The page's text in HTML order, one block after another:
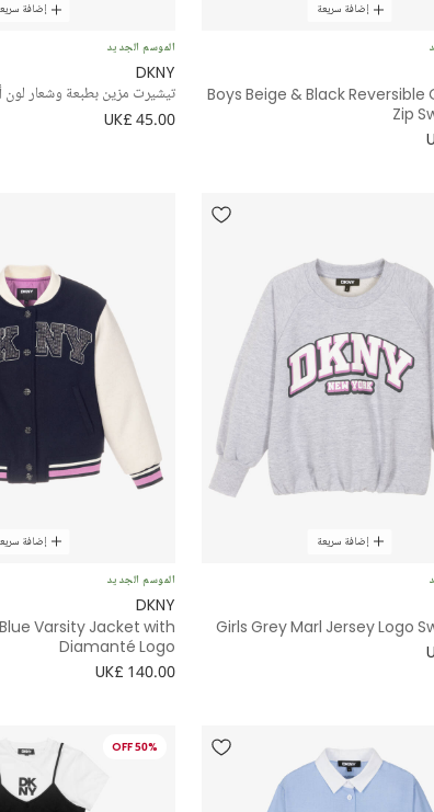
إضافة سريعة
Boys Beige & Black
Zip
إضافة
الموسم الجديد
DKNY
تيشيرت مزين بطبعة وشعار لون
UK£ 45.00
إضافة سريعة
Girls Grey Marl Jersey Logo
إضافة
الموسم الجديد
DKNY
Varsity Jacket with
Diamanté Logo
UK£ 140.00
50% OFF